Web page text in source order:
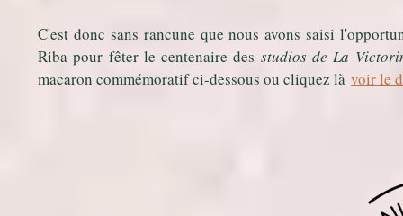
C'est donc sans rancune que nous avons saisi
Riba pour fêter le centenaire des studios de La
macaron commémoratif ci-dessous ou cliquez là voir le